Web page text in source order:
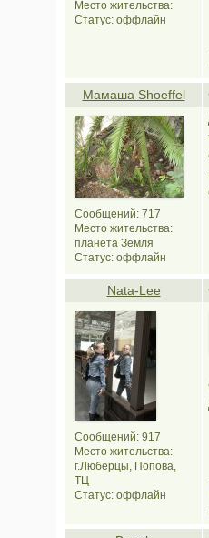
Место жительства:
Статус: оффлайн
Мамаша Shoeffel
Сообщений: 717
Место жительства:
планета Земля
Статус: оффлайн
Nata-Lee
Сообщений: 917
Место жительства:
г.Люберцы, Попова,
ТЦ
Статус: оффлайн